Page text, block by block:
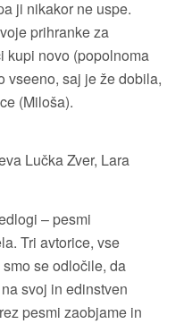
ji nikakor ne uspe.
prihranke za
kupi novo (popolnoma
vseeno, saj je že dobila,
(Miloša).
Lučka Zver, Lara
– pesmi
Tri avtorice, vse
se odločile, da
svoj in edinstven
pesmi zaobjame in